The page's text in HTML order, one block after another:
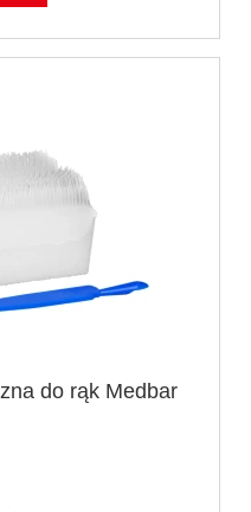
do rąk Medbar